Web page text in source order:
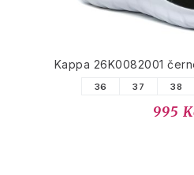
Kappa 26K0082001
36 37 38
995